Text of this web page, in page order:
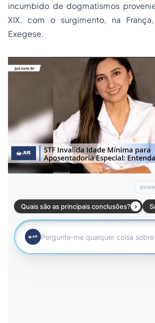
incumbido de dogmatismos
XIX, com o surgimento, na
Exegese.